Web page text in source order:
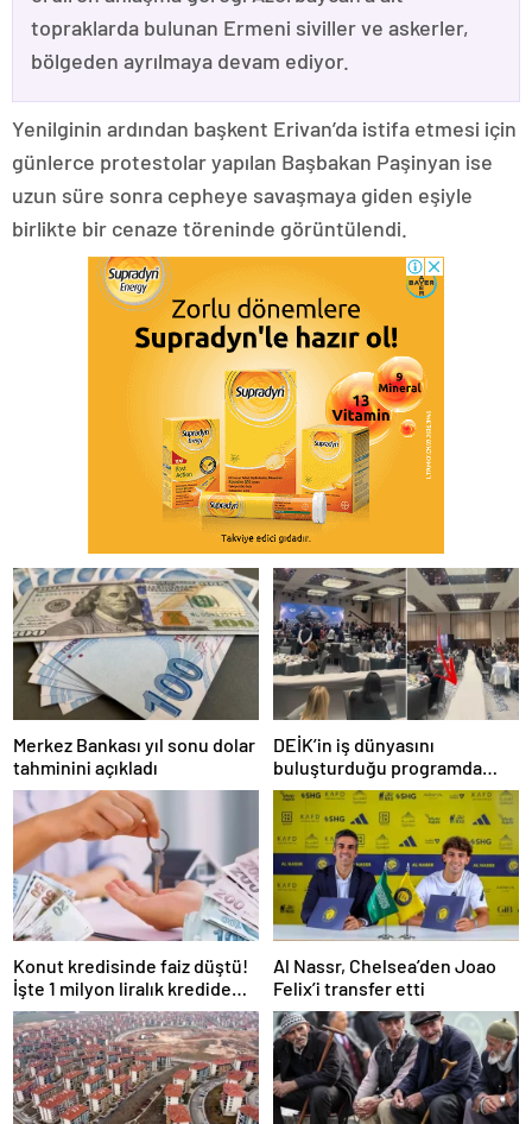
topraklarda bulunan Ermeni siviller ve askerler,
bölgeden ayrılmaya devam ediyor.
Yenilginin ardından başkent Erivan’da istifa etmesi için
günlerce protestolar yapılan Başbakan Paşinyan ise
uzun süre sonra cepheye savaşmaya giden eşiyle
birlikte bir cenaze töreninde görüntülendi.
Merkez Bankası yıl sonu dolar
tahminini açıkladı
DEİK’in iş dünyasını
buluşturduğu programda
oturma düzeni tepki çekti
Konut kredisinde faiz düştü!
İşte 1 milyon liralık kredide
güncel faiz oranı
Al Nassr, Chelsea’den Joao
Felix’i transfer etti